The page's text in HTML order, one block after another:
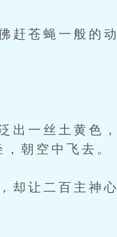
赶苍蝇一般的动
一丝土黄色，
朝空中飞去。
却让二百主神心